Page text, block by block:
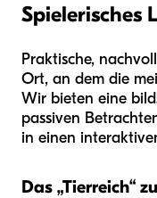
Spielerisches
Praktische,
Ort, an dem die
Wir bieten eine
passiven
in einen
Das „Tierreich“